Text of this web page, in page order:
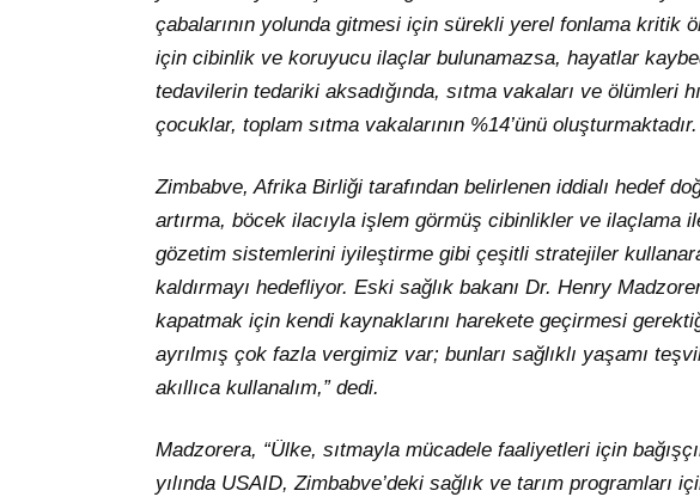
çabalarının yolunda gitmesi için sürekli yerel fonlama kritik
için cibinlik ve koruyucu ilaçlar bulunamazsa, hayatlar
tedavilerin tedariki aksadığında, sıtma vakaları ve ölümleri
çocuklar, toplam sıtma vakalarının %14’ünü oluşturmaktadır.
Zimbabve, Afrika Birliği tarafından belirlenen iddialı hedef
artırma, böcek ilacıyla işlem görmüş cibinlikler ve ilaçlama
gözetim sistemlerini iyileştirme gibi çeşitli stratejiler
kaldırmayı hedefliyor. Eski sağlık bakanı Dr. Henry
kapatmak için kendi kaynaklarını harekete geçirmesi
ayrılmış çok fazla vergimiz var; bunları sağlıklı yaşamı
akıllıca kullanalım,” dedi.
Madzorera, “Ülke, sıtmayla mücadele faaliyetleri için
yılında USAID, Zimbabve’deki sağlık ve tarım programları